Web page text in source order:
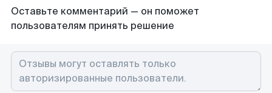
Оставьте комментарий — он поможет
пользователям принять решение